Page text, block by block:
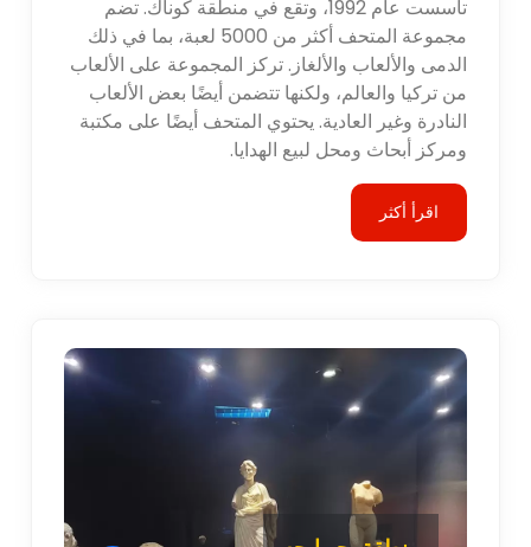
تأسست عام 1992، وتقع في منطقة كوناك. تضم
مجموعة المتحف أكثر من 5000 لعبة، بما في ذلك
الدمى والألعاب والألغاز. تركز المجموعة على الألعاب
من تركيا والعالم، ولكنها تتضمن أيضًا بعض الألعاب
النادرة وغير العادية. يحتوي المتحف أيضًا على مكتبة
ومركز أبحاث ومحل لبيع الهدايا.
اقرأ أكثر